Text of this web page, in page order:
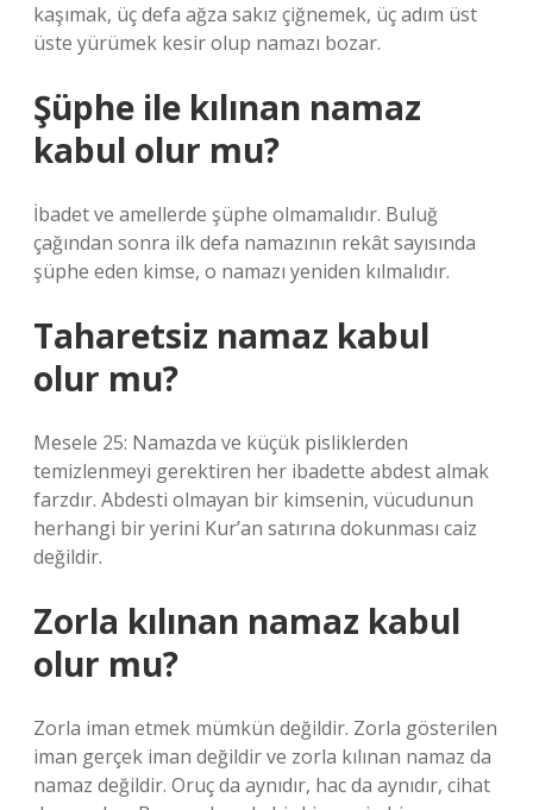
kaşımak, üç defa ağza sakız çiğnemek, üç adım üst
üste yürümek kesir olup namazı bozar.
Şüphe ile kılınan namaz
kabul olur mu?
İbadet ve amellerde şüphe olmamalıdır. Buluğ
çağından sonra ilk defa namazının rekât sayısında
şüphe eden kimse, o namazı yeniden kılmalıdır.
Taharetsiz namaz kabul
olur mu?
Mesele 25: Namazda ve küçük pisliklerden
temizlenmeyi gerektiren her ibadette abdest almak
farzdır. Abdesti olmayan bir kimsenin, vücudunun
herhangi bir yerini Kur’an satırına dokunması caiz
değildir.
Zorla kılınan namaz kabul
olur mu?
Zorla iman etmek mümkün değildir. Zorla gösterilen
iman gerçek iman değildir ve zorla kılınan namaz da
namaz değildir. Oruç da aynıdır, hac da aynıdır, cihat